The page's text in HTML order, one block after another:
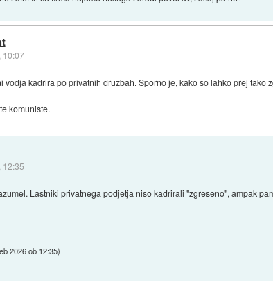
10:07
vodja kadrira po privatnih družbah. Sporno je, kako so lahko prej tako
komuniste.
12:35
Lastniki privatnega podjetja niso kadrirali "zgreseno", ampak
2026 ob 12:35)